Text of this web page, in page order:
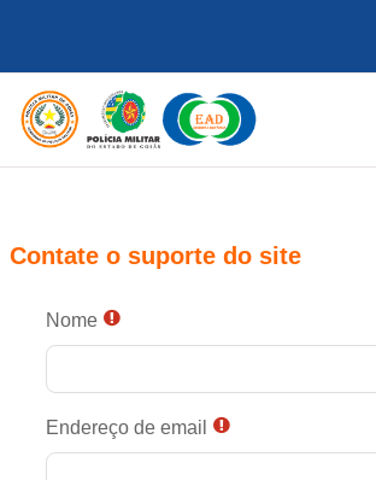
Contate o suporte do site
Nome
Endereço de email